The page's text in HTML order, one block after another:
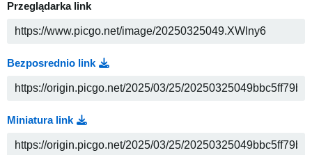
Przeglądarka link
Bezposrednio link
Miniatura link